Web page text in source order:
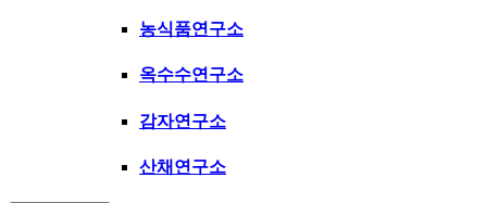
농식품연구소
옥수수연구소
감자연구소
산채연구소